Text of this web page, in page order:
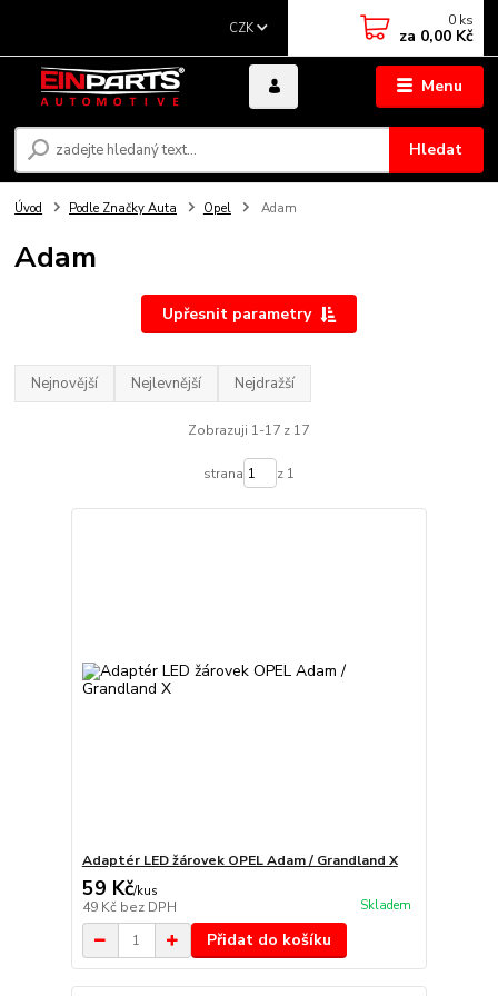
Menu
CZK
Hledat
0 ks
za 0,00 Kč
Úvod Podle Značky Auta Opel Adam
Adam
Upřesnit parametry
Nejnovější Nejlevnější Nejdražší
Zobrazuji 1-17 z 17
strana z 1
Adaptér LED žárovek OPEL Adam / Grandland X
59 Kč/kus
49 Kč bez DPH Skladem
Přidat do košíku